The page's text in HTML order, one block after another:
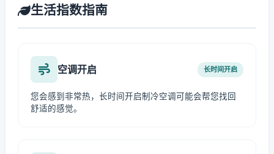
生活指数指南
空调开启 长时间开启
您会感到非常热，长时间开启制冷空调可能会帮您找回
舒适的感觉。